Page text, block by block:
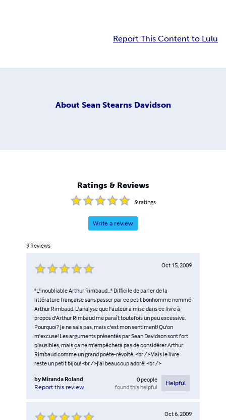
Report This Content to Lulu
About Sean Stearns Davidson
Ratings & Reviews
9ratings
Write a review
9 Reviews
Oct 15, 2009
"L'inoubliable Arthur Rimbaud..." Difficile de parler de la
littérature française sans passer par ce petit bonhomme nommé
Arthur Rimbaud. L'analyse que l'auteur a mise dans ce livre à
propos d'Arthur Rimbaud me paraît toutefois un peu excessive.
Pourquoi? Je ne sais pas, mais c'est mon sentiment! Qu'on
m'excuse! Les arguments présentés par Sean Davidson sont fort
plausibles, mais ça ne m'empêchera pas de considérer Arthur
Rimbaud comme un grand poète-révolté. <br />Mais le livre
reste un petit bijou! <br />J'ai beaucoup adoré! <br />
by Miranda Roland
Report this review
0people
found this helpful
Helpful
Oct 6, 2009